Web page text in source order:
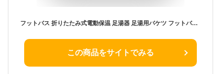
フットバス 折りたたみ式電動保温 足湯器 足湯用バケツ フットバス電動足湯器 遠赤外線フットバス、自動47℃保温・加熱機能 自動加熱バブル機能 35℃～47℃の温度調節 急速加熱及び気泡機 タイマー機能、マルチモード リモコン付きコンパクト・軽量ポータブル収納 足の冷え対策 電動フットバス 足浴桶 家庭用 足熱対策
この商品をサイトでみる